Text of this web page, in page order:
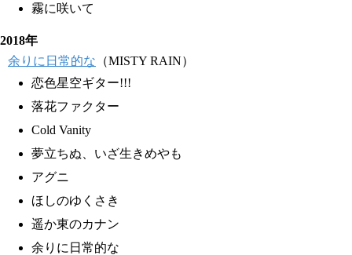
霧に咲いて
2018年
余りに日常的な （MISTY RAIN）
恋色星空ギター!!!
落花ファクター
Cold Vanity
夢立ちぬ、いざ生きめやも
アグニ
ほしのゆくさき
遥か東のカナン
余りに日常的な